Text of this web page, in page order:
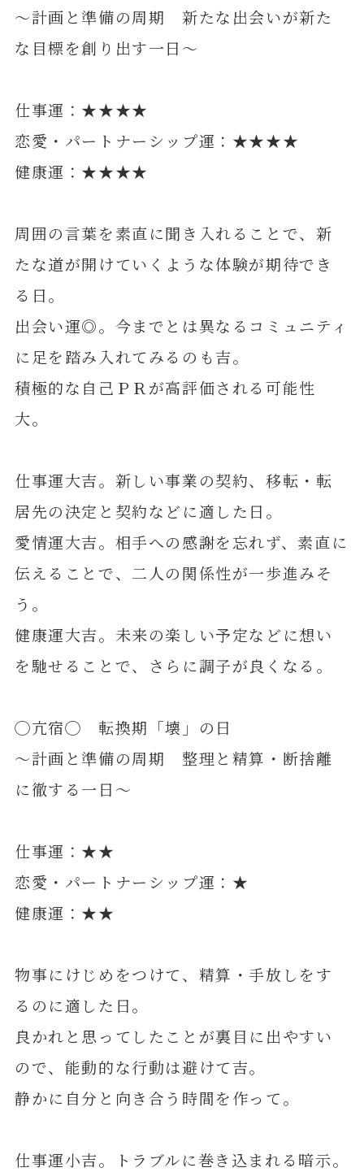
～計画と準備の周期 新たな出会いが新た
な目標を創り出す一日～
仕事運：★★★★
恋愛・パートナーシップ運：★★★★
健康運：★★★★
周囲の言葉を素直に聞き入れることで、新
たな道が開けていくような体験が期待でき
る日。
出会い運◎。今までとは異なるコミュニティ
に足を踏み入れてみるのも吉。
積極的な自己ＰＲが高評価される可能性
大。
仕事運大吉。新しい事業の契約、移転・転
居先の決定と契約などに適した日。
愛情運大吉。相手への感謝を忘れず、素直に
伝えることで、二人の関係性が一歩進みそ
う。
健康運大吉。未来の楽しい予定などに想い
を馳せることで、さらに調子が良くなる。
◯亢宿◯ 転換期「壊」の日
～計画と準備の周期 整理と精算・断捨離
に徹する一日～
仕事運：★★
恋愛・パートナーシップ運：★
健康運：★★
物事にけじめをつけて、精算・手放しをす
るのに適した日。
良かれと思ってしたことが裏目に出やすい
ので、能動的な行動は避けて吉。
静かに自分と向き合う時間を作って。
仕事運小吉。トラブルに巻き込まれる暗示。